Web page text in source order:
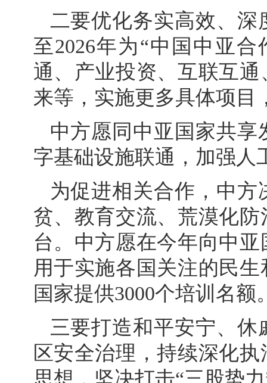
二要优化务实高效、深
至2026年为“中国中亚
通、产业投资、互联互
来等，实施更多具体项目
中方愿同中亚国家共
字基础设施联通，加强人
为促进相关合作，中
贫、教育交流、荒漠化
台。中方愿在今年向中
用于实施各国关注的民
国家提供3000个培训名额
三要打造和平安宁、
区安全治理，持续深化
思想，坚决打击“三股势